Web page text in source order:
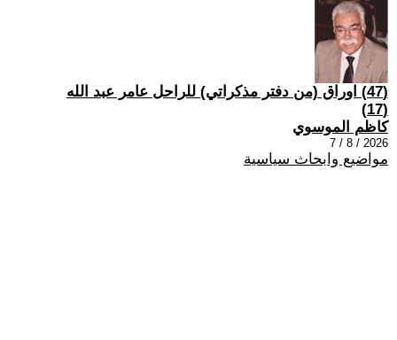
(47) اوراق (من دفتر مذكراتي) للراحل عامر عبد الله
(17)
كاظم الموسوي
2026 / 8 / 7
مواضيع وابحاث سياسية